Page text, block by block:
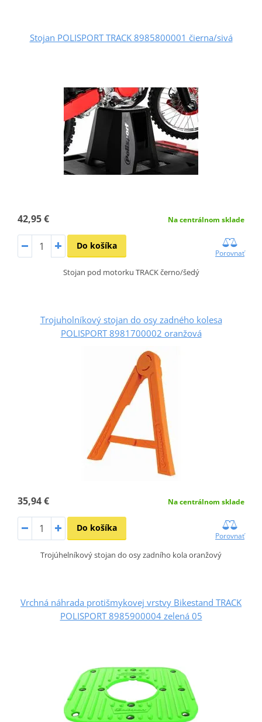
Stojan POLISPORT TRACK 8985800001 čierna/sivá
42,95 € Na centrálnom sklade
Do košíka
Porovnať
Stojan pod motorku TRACK černo/šedý
Trojuholníkový stojan do osy zadného kolesa
POLISPORT 8981700002 oranžová
35,94 € Na centrálnom sklade
Do košíka
Porovnať
Trojúhelníkový stojan do osy zadního kola oranžový
Vrchná náhrada protišmykovej vrstvy Bikestand TRACK
POLISPORT 8985900004 zelená 05